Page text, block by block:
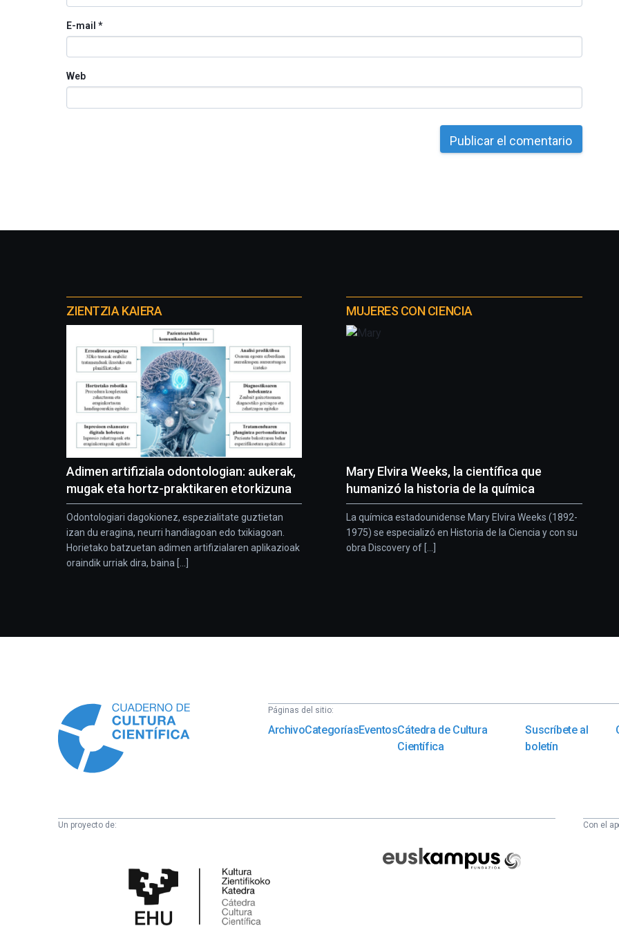
E-mail *
Web
proyectos
ZIENTZIA KAIERA
Adimen artifiziala odontologian: aukerak,
mugak eta hortz-praktikaren etorkizuna
Odontologiari dagokionez, espezialitate guztietan
izan du eragina, neurri handiagoan edo txikiagoan.
Horietako batzuetan adimen artifizialaren aplikazioak
oraindik urriak dira, baina [...]
MUJERES CON CIENCIA
Mary Elvira Weeks, la científica que
humanizó la historia de la química
La química estadounidense Mary Elvira Weeks (1892-
1975) se especializó en Historia de la Ciencia y con su
obra Discovery of [...]
Páginas del sitio:
ArchivoCategoríasEventosCátedra de Cultura
Científica
Suscríbete al
boletín
Un proyecto de:
Científica
Fundazioa
Con el